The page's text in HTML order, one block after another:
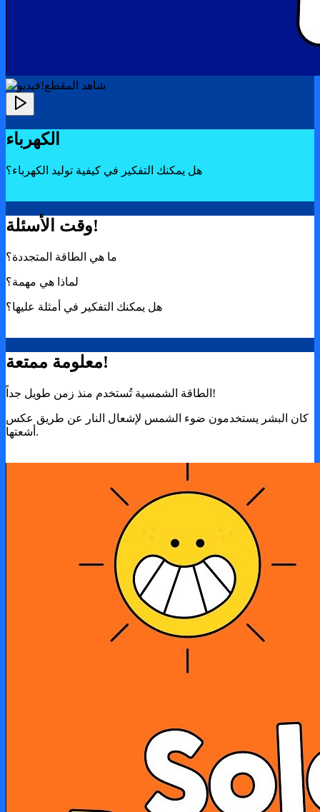
!شاهد المقطع
الكهرباء
هل يمكنك التفكير في كيفية توليد الكهرباء؟
وقت الأسئلة!
ما هي الطاقة المتجددة؟
لماذا هي مهمة؟
هل يمكنك التفكير في أمثلة عليها؟
معلومة ممتعة!
الطاقة الشمسية تُستخدم منذ زمن طويل جداً!
كان البشر يستخدمون ضوء الشمس لإشعال النار عن طريق عكس
أشعتها.